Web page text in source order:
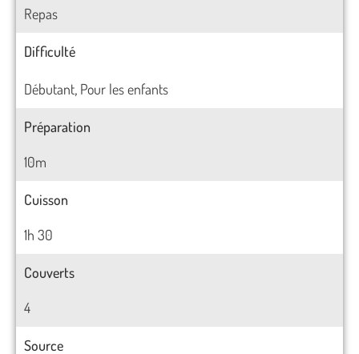
Repas
Difficulté
Débutant, Pour les enfants
Préparation
10m
Cuisson
1h 30
Couverts
4
Source